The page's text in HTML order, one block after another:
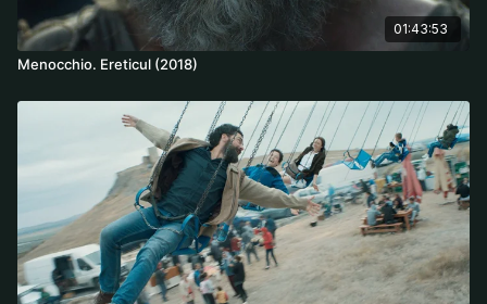
01:43:53
Menocchio. Ereticul (2018)